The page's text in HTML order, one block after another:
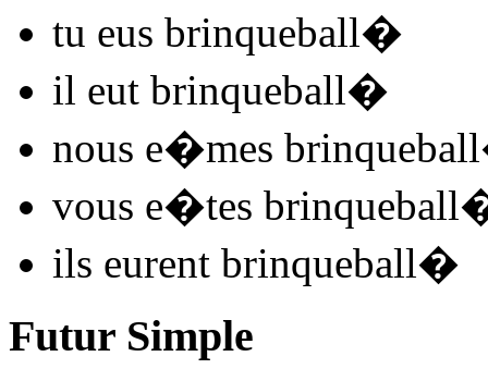
tu eus brinqueball�
il eut brinqueball�
nous e�mes brinqueball
vous e�tes brinqueball
ils eurent brinqueball�
Futur Simple